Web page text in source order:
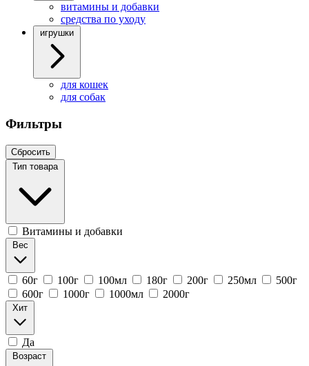
витамины и добавки
средства по уходу
игрушки
для кошек
для собак
Фильтры
Сбросить
Тип товара
Витамины и добавки
Вес
60г 100г 100мл 180г 200г 250мл
500г
600г
1000г 1000мл 2000г
Хит
Да
Возраст